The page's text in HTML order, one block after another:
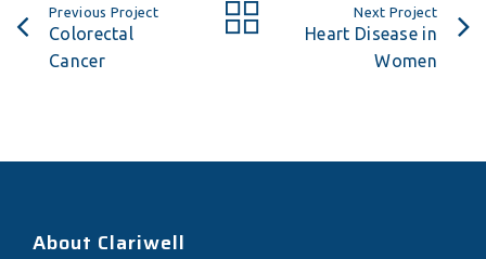
Previous Project
Colorectal
Cancer
Next Project
Heart Disease in
Women
About Clariwell